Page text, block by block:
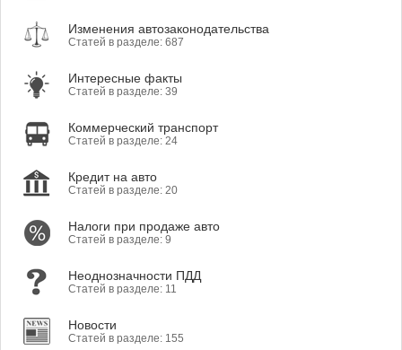
Изменения автозаконодательства
Статей в разделе: 687
Интересные факты
Статей в разделе: 39
Коммерческий транспорт
Статей в разделе: 24
Кредит на авто
Статей в разделе: 20
Налоги при продаже авто
Статей в разделе: 9
Неоднозначности ПДД
Статей в разделе: 11
Новости
Статей в разделе: 155